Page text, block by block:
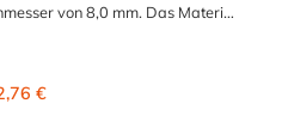
von 8,0 mm. Das Material
Preis:
€